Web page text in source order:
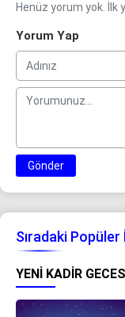
Henüz yorum yok. İlk
Yorum Yap
Gönder
Sıradaki Popüler
YENI KADIR